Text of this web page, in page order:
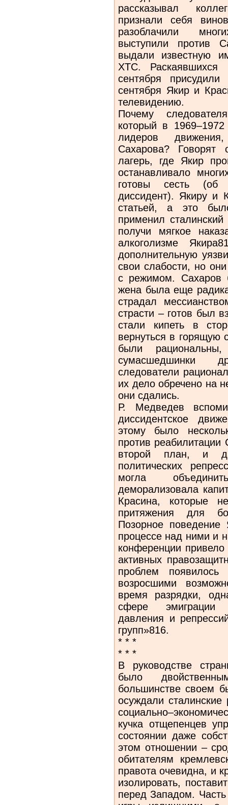
рассказывал
признали себя
разоблачили
выступили против
выдали известную
ХТС.
сентября
сентября Якир и
телевидению.
Почему
который в
лидеров
Сахарова? Говорят
лагерь, где Якир
останавливало
готовы сесть (об
диссидент). Якиру и
статьей, а это
применил
получи мягкое
алкоголизме
дополнительную
свои слабости, но
с режимом. Сахаров
жена была еще
страдал
страсти – готов был
стали кипеть в
вернуться в горящую
были
сумасшедшинки
следователи
их дело обречено на
они сдались.
Р. Медведев
диссидентское
этому было
против
второй план, и
политических
могла
деморализовала
Красина, которые
притяжения для
Позорное
процессе над ними и
конференции
активных
проблем
возросшими
время разрядки,
сфере эмиграции
давления и
групп»816.
* * *
* * *
В руководстве
было
большинстве своем
осуждали сталинские
кучка отщепенцев
состоянии даже
этом отношении –
обитателям
правота очевидна, и
изолировать,
перед Западом.